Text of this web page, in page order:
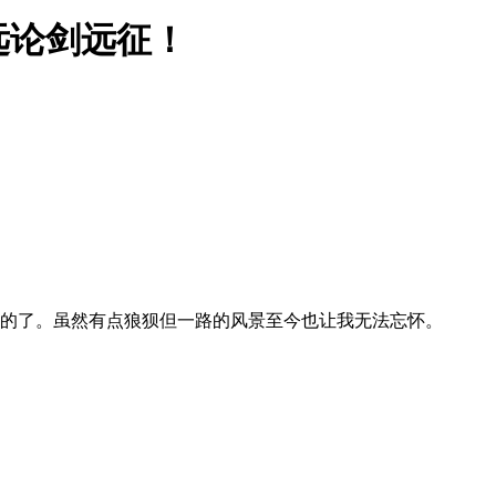
剑远征！
。虽然有点狼狈但一路的风景至今也让我无法忘怀。